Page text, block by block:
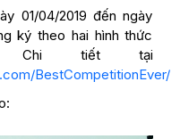
01/04/2019 đến ngày
ký theo hai hình thức
Chi tiết tại
BestCompetitionEver/